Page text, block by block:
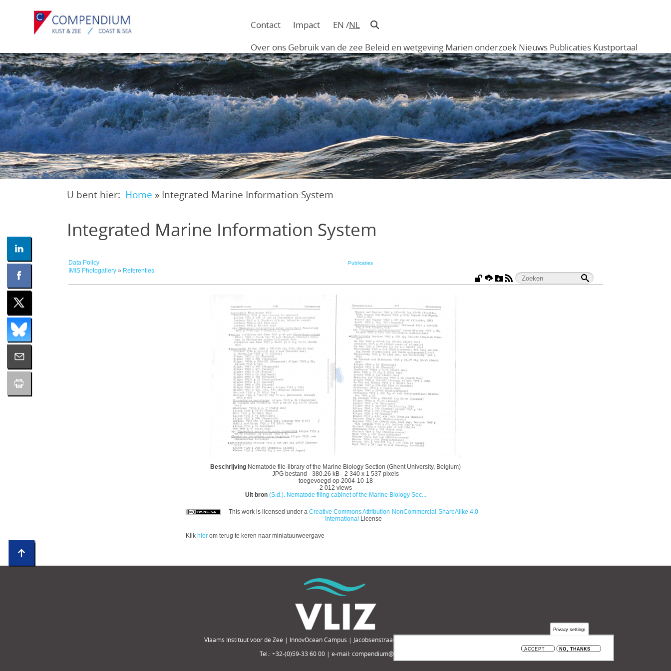
inhoud
gaan
in
hoofding
Contact Impact EN NL
Main
navigation
Menu
Over ons Gebruik van de zee Beleid en wetgeving Marien onderzoek Nieuws Publicaties Kustportaal
U bent hier: Home » Integrated Marine Information System
Integrated Marine Information System
Data Policy Publicaties
IMIS Photogallery» Referenties
Beschrijving Nematode file-library of the Marine Biology Section (Ghent University, Belgium)
JPG bestand - 380.26 kB - 2 340 x 1 537 pixels
toegevoegd op 2004-10-18
2 012 views
Uit bron (S.d.). Nematode filing cabinet of the Marine Biology Sec...
This work is licensed under a Creative Commons Attribution-NonCommercial-ShareAlike 4.0
International License
Klik hier om terug te keren naar miniatuurweergave
Vlaams Instituut voor de Zee | InnovOcean Campus | Jacobsenstraat 1, 8400 Oostende, België
Tel.: +32-(0)59-33 60 00 | e-mail: compendium@vliz.be
Privacy settings
ACCEPT NO, THANKS